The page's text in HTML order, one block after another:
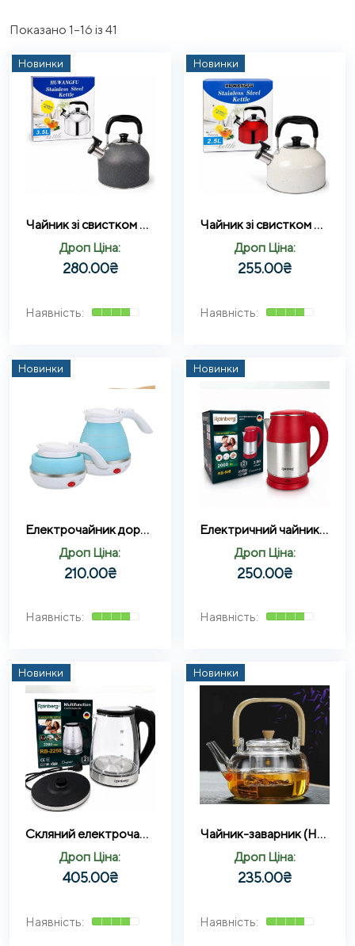
Показано 1–16 із 41
Новинки
Чайник зі свистком Huwangfu Stainless Steel Kettle 3.5L
Дроп Ціна:
280.00₴
Новинки
Чайник зі свистком Huwangfu Stainless Steel Kettle 2.5L
Дроп Ціна:
255.00₴
Новинки
Електрочайник дорожній силікон 0.5 л Eltctric Kettle
Дроп Ціна:
210.00₴
Новинки
Електричний чайник якісний Rainberg RB-808 2000 Вт 2 л
Дроп Ціна:
250.00₴
Новинки
Скляний електрочайник RB-2250 скло 1.8Л
Дроп Ціна:
405.00₴
Новинки
Чайник-заварник (H1026) (з магнітним дозатором) (850ml)
Дроп Ціна:
235.00₴